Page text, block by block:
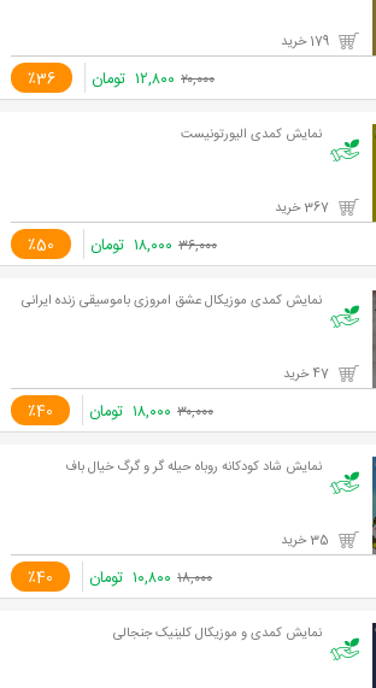
٪36 ۲۰,۰۰۰ ۱۲,۸۰۰ تومان
نمایش کمدی الیورتونیست
٪50 ۳۶,۰۰۰ ۱۸,۰۰۰ تومان
نمایش کمدی موزیکال عشق امروزی باموسیقی زنده ایرانی
٪40 ۳۰,۰۰۰ ۱۸,۰۰۰ تومان
نمایش شاد کودکانه روباه حیله گر و گرگ خیال باف
٪40 ۱۸,۰۰۰ ۱۰,۸۰۰ تومان
نمایش کمدی و موزیکال کلینیک جنجالی